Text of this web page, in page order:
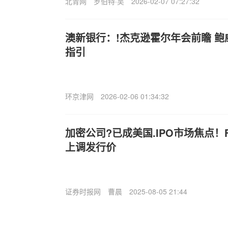
澳新银行：!杰克逊霍尔年会前瞻
指引
环京津网 2026-02-06 01:34:32
加密公司?已成美国.IPO市场焦点
上调发行价
证券时报网 曹晨 2025-08-05 21:44